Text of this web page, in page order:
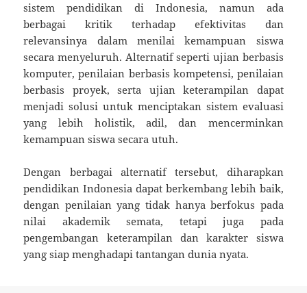
sistem pendidikan di Indonesia, namun ada
berbagai kritik terhadap efektivitas dan
relevansinya dalam menilai kemampuan siswa
secara menyeluruh. Alternatif seperti ujian berbasis
komputer, penilaian berbasis kompetensi, penilaian
berbasis proyek, serta ujian keterampilan dapat
menjadi solusi untuk menciptakan sistem evaluasi
yang lebih holistik, adil, dan mencerminkan
kemampuan siswa secara utuh.
Dengan berbagai alternatif tersebut, diharapkan
pendidikan Indonesia dapat berkembang lebih baik,
dengan penilaian yang tidak hanya berfokus pada
nilai akademik semata, tetapi juga pada
pengembangan keterampilan dan karakter siswa
yang siap menghadapi tantangan dunia nyata.